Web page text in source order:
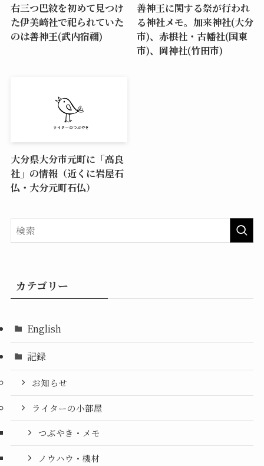
右三つ巴紋を初めて見つけ
た伊美崎社で祀られていた
のは善神王(武内宿禰)
善神王に関する祭が行われ
る神社メモ。加来神社(大分
市)、赤根社・古幡社(国東
市)、岡神社(竹田市)
大分県大分市元町に「高良
社」の情報（近くに岩屋石
仏・大分元町石仏）
カテゴリー
English
記録
お知らせ
ライターの小部屋
つぶやき・メモ
ノウハウ・機材